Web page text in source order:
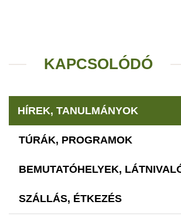
KAPCSOLÓDÓ
HÍREK, TANULMÁNYOK
TÚRÁK, PROGRAMOK
BEMUTATÓHELYEK,
SZÁLLÁS, ÉTKEZÉS